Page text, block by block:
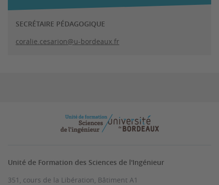
SECRÉTAIRE PÉDAGOGIQUE
coralie.cesarion@u-bordeaux.fr
Unité de Formation des Sciences de l'Ingénieur
351, cours de la Libération, Bâtiment A1